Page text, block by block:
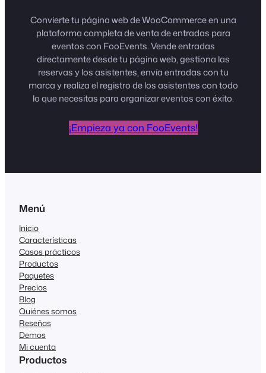
Convierte tu página web de WooCommerce en una
plataforma completa de venta de entradas para
eventos con FooEvents. Vende entradas
directamente desde tu página web, gestiona las
reservas y los asistentes, envía entradas con tu
marca y realiza el registro de los asistentes con todo
lo que necesitas para organizar eventos con éxito.
¡Empieza ya con FooEvents!
Menú
Inicio
Características
Casos prácticos
Productos
Paquetes
Precios
Blog
Quiénes somos
Reseñas
Demos
Mi cuenta
Productos